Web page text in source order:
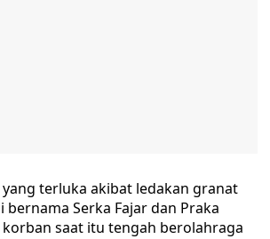
terluka akibat ledakan granat
Serka Fajar dan Praka
korban saat itu tengah berolahraga